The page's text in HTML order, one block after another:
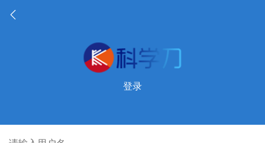
登录